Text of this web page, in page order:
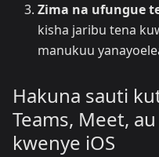
Zima na ufungue
kisha jaribu tena
manukuu
Hakuna sauti
Teams, Meet,
kwenye iOS